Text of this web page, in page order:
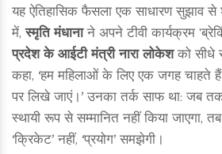
यह ऐतिहासिक फैसला एक साधारण
में,स्मृति मंधानाने अपने टीवी कार्यक्रम
प्रदेश के आईटी मंत्री नारा लोकेशको सीधे
कहा, ‘हम महिलाओं के लिए एक जगह चाहते हैं
पर लिखे जाएं।’ उनका तर्क साफ था: जब
स्थायी रूप से सम्मानित नहीं किया जाएगा,
‘क्रिकेट’ नहीं, ‘प्रयोग’ समझेगी।